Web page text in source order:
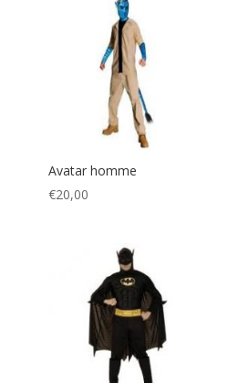
Avatar homme
€20,00